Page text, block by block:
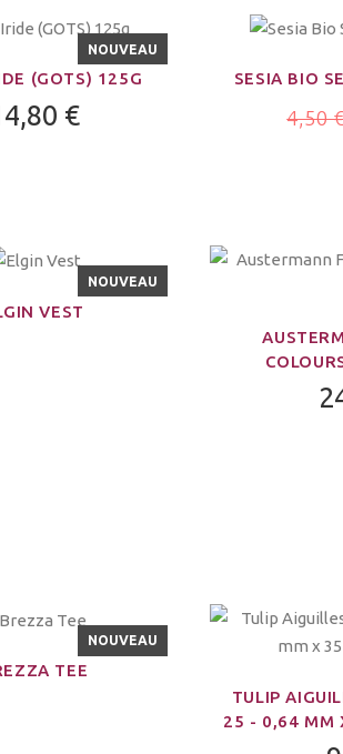
NOUVEAU
(GOTS) 125G
€
SESIA BIO
4,50
NOUVEAU
VEST
NOUVEAU
TEE
TULIP
25 - 0,64 MM